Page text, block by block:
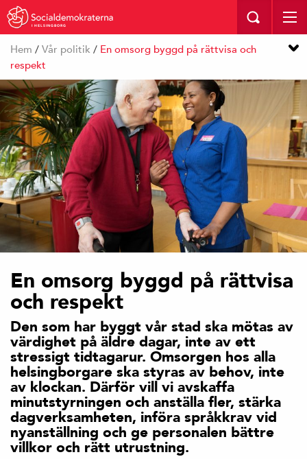
I HELSINGBORG
Hem / Vår politik / En omsorg byggd på rättvisa och
respekt
En omsorg byggd på rättvisa
och respekt
Den som har byggt vår stad ska mötas av
värdighet på äldre dagar, inte av ett
stressigt tidtagarur. Omsorgen hos alla
helsingborgare ska styras av behov, inte
av klockan. Därför vill vi avskaffa
minutstyrningen och anställa fler, stärka
dagverksamheten, införa språkkrav vid
nyanställning och ge personalen bättre
villkor och rätt utrustning.